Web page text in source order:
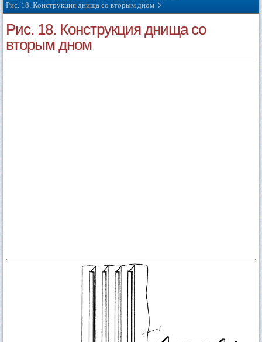
Рис. 18. Конструкция днища со вторым дном
Рис. 18. Конструкция днища со
вторым дном